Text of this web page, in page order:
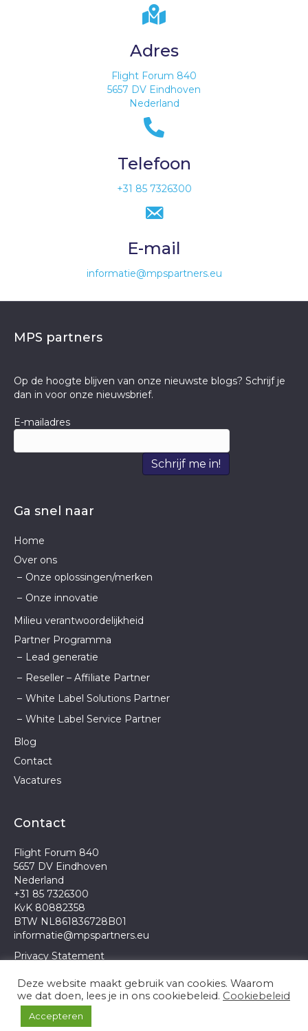
Adres
Flight Forum 840
5657 DV Eindhoven
Nederland
Telefoon
+31 85 7326300
E-mail
informatie@mpspartners.eu
MPS partners
Op de hoogte blijven van onze nieuwste blogs? Schrijf je
dan in voor onze nieuwsbrief.
E-mailadres
Schrijf me in!
Ga snel naar
Home
Over ons
Onze oplossingen/merken
Onze innovatie
Milieu verantwoordelijkheid
Partner Programma
Lead generatie
Reseller – Affiliate Partner
White Label Solutions Partner
White Label Service Partner
Blog
Contact
Vacatures
Contact
Flight Forum 840
5657 DV Eindhoven
Nederland
+31 85 7326300
KvK 80882358
BTW NL861836728B01
informatie@mpspartners.eu
Privacy Statement
Deze website maakt gebruik van cookies. Waarom
we dat doen, lees je in ons cookiebeleid. Cookiebeleid
Accepteren